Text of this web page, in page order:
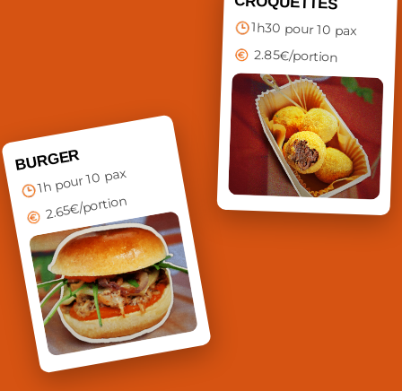
1h30 pour 10 pax
2.85€/portion
BURGER
1h pour 10 pax
2.65€/portion